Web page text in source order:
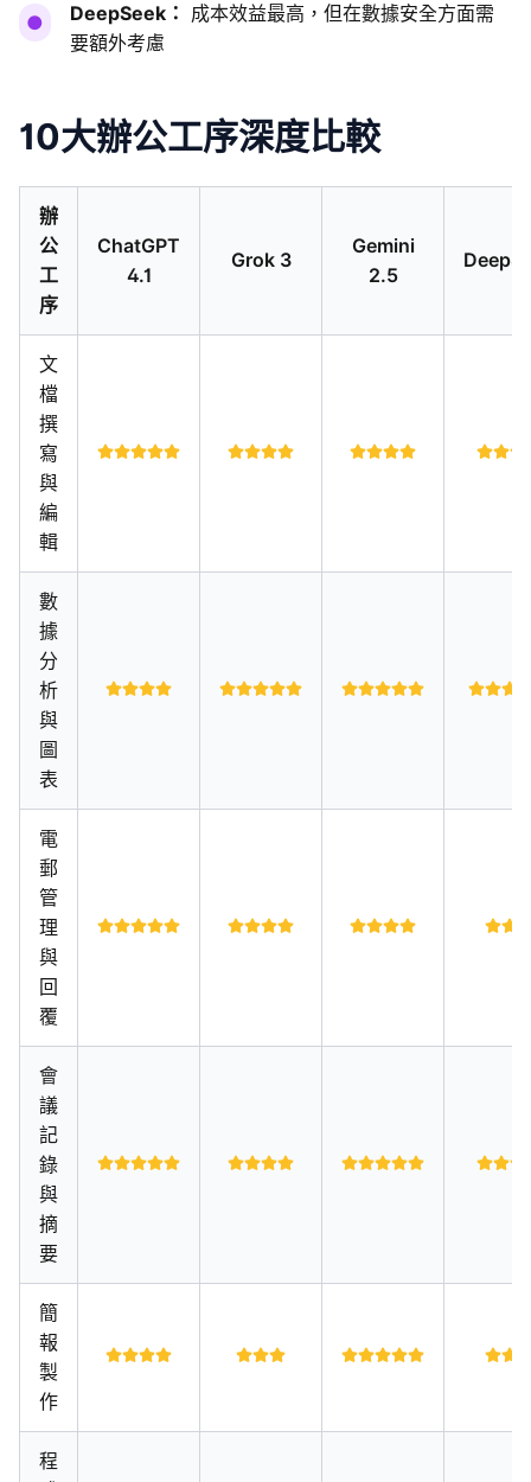
● DeepSeek： 成本效益最高，但在數據安全方面需
要額外考慮
10大辦公工序深度比較
辦
公
工
序
ChatGPT
4.1
Grok 3
Gemini
2.5
文
檔
撰
寫
與
編
輯
數
據
分
析
與
圖
表
電
郵
管
理
與
回
覆
會
議
記
錄
與
摘
要
簡
報
製
作
程